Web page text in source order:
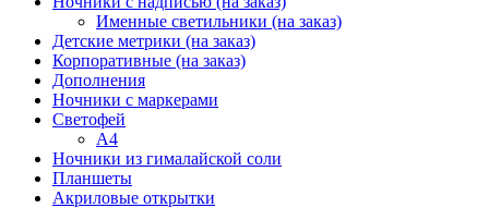
Именные светильники (на заказ)
Детские метрики (на заказ)
Корпоративные (на заказ)
Дополнения
Ночники с маркерами
Светофей
А4
Ночники из гималайской соли
Планшеты
Акриловые открытки